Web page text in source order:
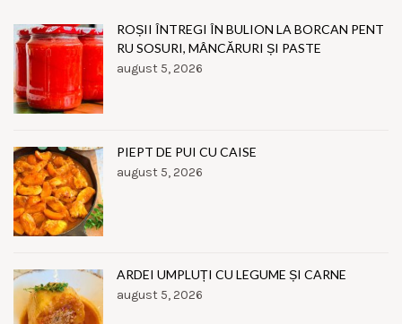
ROȘII ÎNTREGI ÎN BULION LA BORCAN PENT
RU SOSURI, MÂNCĂRURI ȘI PASTE
august 5, 2026
PIEPT DE PUI CU CAISE
august 5, 2026
ARDEI UMPLUȚI CU LEGUME ȘI CARNE
august 5, 2026